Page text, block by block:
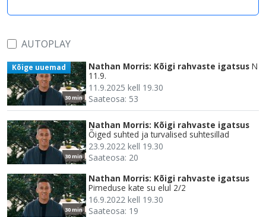
AUTOPLAY
30 min
Kõige uuemad Nathan Morris: Kõigi rahvaste igatsus N
11.9.
11.9.2025 kell 19.30
Saateosa: 53
30 min
Nathan Morris: Kõigi rahvaste igatsus
Õiged suhted ja turvalised suhtesillad
23.9.2022 kell 19.30
Saateosa: 20
30 min
Nathan Morris: Kõigi rahvaste igatsus
Pimeduse kate su elul 2/2
16.9.2022 kell 19.30
Saateosa: 19